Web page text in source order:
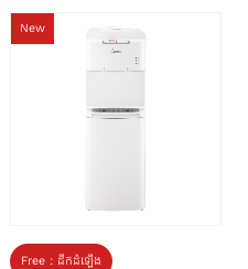
New
Free : ដឹកដំឡើង